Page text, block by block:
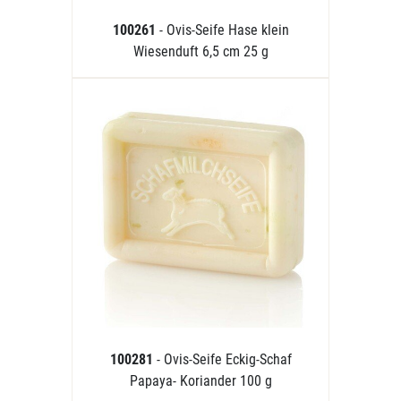
100261 - Ovis-Seife Hase klein
Wiesenduft 6,5 cm 25 g
100281 - Ovis-Seife Eckig-Schaf
Papaya- Koriander 100 g